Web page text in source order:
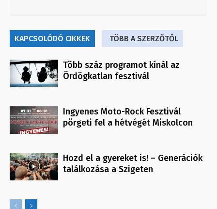
KAPCSOLÓDÓ CIKKEK TÖBB A SZERZŐTŐL
Több száz programot kínál az
Ördögkatlan fesztivál
Ingyenes Moto-Rock Fesztivál
pörgeti fel a hétvégét Miskolcon
Hozd el a gyereket is! – Generációk
találkozása a Szigeten